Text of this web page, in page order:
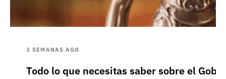
3 SEMANAS AGO
Todo lo que necesitas saber sobre el